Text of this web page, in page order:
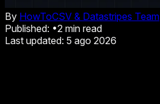
By HowToCSV & Datastripes Team
Published: •2 min read
Last updated: 5 ago 2026